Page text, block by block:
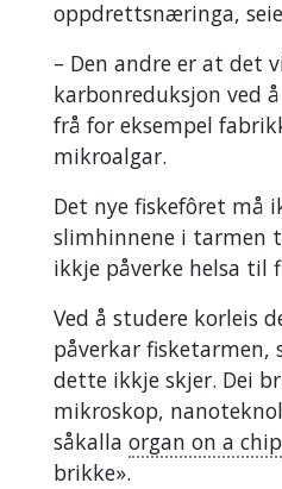
oppdrettsnæringa,
– Den andre er at det
karbonreduksjon ved
frå for eksempel
mikroalgar.
Det nye fiskefôret må
slimhinnene i tarmen
ikkje påverke helsa til
Ved å studere korleis
påverkar fisketarmen,
dette ikkje skjer. Dei
mikroskop,
såkalla organ on a chip
brikke».